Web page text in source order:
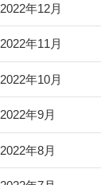
2022年12月
2022年11月
2022年10月
2022年9月
2022年8月